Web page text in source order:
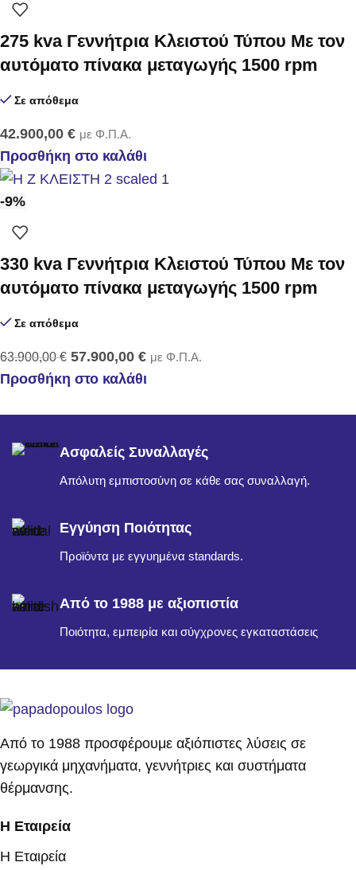
275 kva Γεννήτρια Κλειστού Τύπου Με τον
αυτόματο πίνακα μεταγωγής 1500 rpm
Σε απόθεμα
42.900,00 € με Φ.Π.Α.
Προσθήκη στο καλάθι
-9%
330 kva Γεννήτρια Κλειστού Τύπου Με τον
αυτόματο πίνακα μεταγωγής 1500 rpm
Σε απόθεμα
63.900,00€ 57.900,00 € με Φ.Π.Α.
Προσθήκη στο καλάθι
Ασφαλείς Συναλλαγές
Απόλυτη εμπιστοσύνη σε κάθε σας συναλλαγή.
Εγγύηση Ποιότητας
Προϊόντα με εγγυημένα standards.
Από το 1988 με αξιοπιστία
Ποιότητα, εμπειρία και σύγχρονες εγκαταστάσεις
Από το 1988 προσφέρουμε αξιόπιστες λύσεις σε
γεωργικά μηχανήματα, γεννήτριες και συστήματα
θέρμανσης.
Η Εταιρεία
Η Εταιρεία